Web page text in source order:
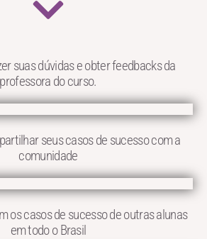
suas dúvidas e obter feedbacks da
professora do curso.
seus casos de sucesso com a
comunidade
os casos de sucesso de outras alunas
em todo o Brasil